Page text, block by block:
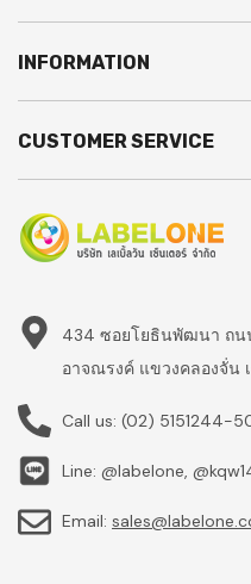
INFORMATION
CUSTOMER SERVICE
434 ซอยโยธินพัฒนา ถน
อาจณรงค์ แขวงคลองจั่น
Call us: (02) 5151244-
Line: @labelone,
Email: